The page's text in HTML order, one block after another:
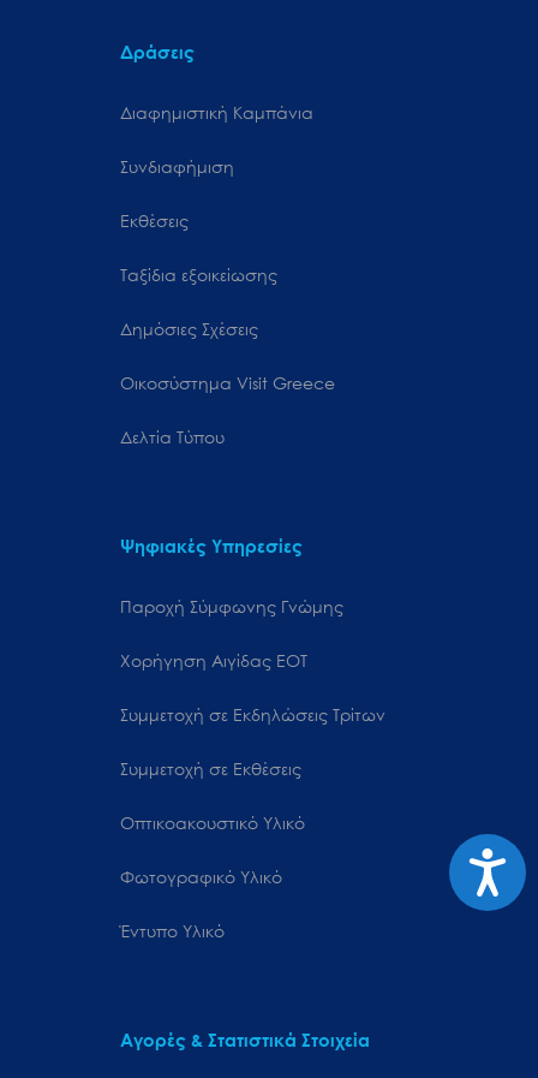
Δράσεις
Διαφημιστική Καμπάνια
Συνδιαφήμιση
Εκθέσεις
Ταξίδια εξοικείωσης
Δημόσιες Σχέσεις
Oικοσύστημα Visit Greece
Δελτία Τύπου
Ψηφιακές Υπηρεσίες
Παροχή Σύμφωνης Γνώμης
Χορήγηση Αιγίδας ΕΟΤ
Συμμετοχή σε Εκδηλώσεις Τρίτων
Συμμετοχή σε Εκθέσεις
Οπτικοακουστικό Υλικό
Φωτογραφικό Υλικό
Έντυπο Υλικό
Αγορές & Στατιστικά Στοιχεία